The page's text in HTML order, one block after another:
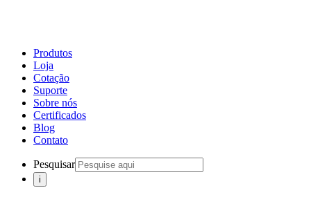
Produtos
Loja
Cotação
Suporte
Sobre nós
Certificados
Blog
Contato
Pesquisar